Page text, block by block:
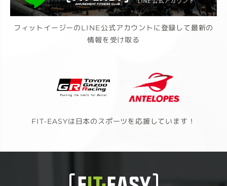
フィットイージーのLINE公式アカウントに登録して最新の
情報を受け取る
FIT-EASYは日本のスポーツを応援しています！